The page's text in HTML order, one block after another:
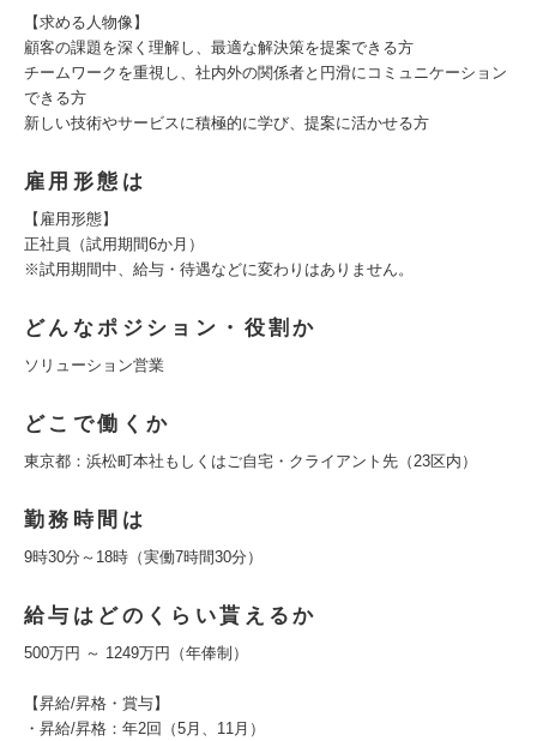
【求める人物像】
顧客の課題を深く理解し、最適な解決策を提案できる方
チームワークを重視し、社内外の関係者と円滑にコミュニケーション
できる方
新しい技術やサービスに積極的に学び、提案に活かせる方
雇用形態は
【雇用形態】
正社員（試用期間6か月）
※試用期間中、給与・待遇などに変わりはありません。
どんなポジション・役割か
ソリューション営業
どこで働くか
東京都：浜松町本社もしくはご自宅・クライアント先（23区内）
勤務時間は
9時30分～18時（実働7時間30分）
給与はどのくらい貰えるか
500万円 ～ 1249万円（年俸制）
【昇給/昇格・賞与】
・昇給/昇格：年2回（5月、11月）